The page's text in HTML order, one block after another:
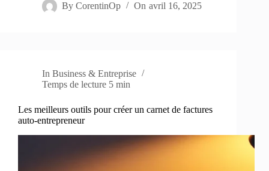
By CorentinOp On avril 16, 2025
In Business & Entreprise
Temps de lecture 5 min
Les meilleurs outils pour créer un carnet de factures
auto-entrepreneur